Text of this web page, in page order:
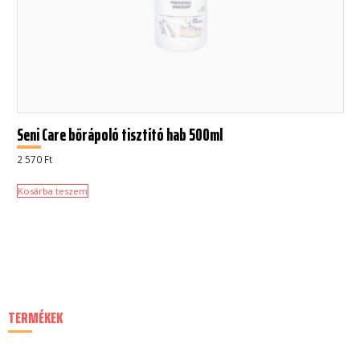
Seni Care bőrápoló tisztító hab 500ml
2 570 Ft
Kosárba teszem
TERMÉKEK